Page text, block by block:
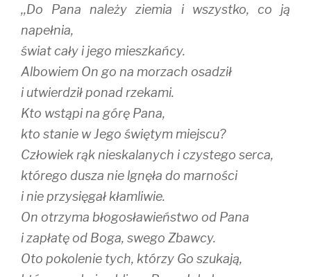
,,Do Pana należy ziemia i wszystko, co ją
napełnia,
świat cały i jego mieszkańcy.
Albowiem On go na morzach osadził
i utwierdził ponad rzekami.
Kto wstąpi na górę Pana,
kto stanie w Jego świętym miejscu?
Człowiek rąk nieskalanych i czystego serca,
którego dusza nie lgnęła do marności
i nie przysięgał kłamliwie.
On otrzyma błogosławieństwo od Pana
i zapłatę od Boga, swego Zbawcy.
Oto pokolenie tych, którzy Go szukają,